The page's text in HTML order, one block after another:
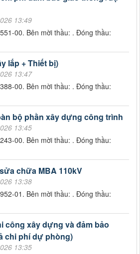
13:49
00. Bên mời thầu: . Đóng thầu:
lắp + Thiết bị)
13:47
00. Bên mời thầu: . Đóng thầu:
bộ phần xây dựng công trình
13:45
00. Bên mời thầu: . Đóng thầu:
chữa MBA 110kV
13:38
01. Bên mời thầu: . Đóng thầu:
công xây dựng và đảm bảo
chi phí dự phòng)
13:35